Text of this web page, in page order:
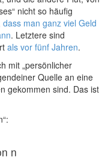
nicht so häufig
dass man ganz viel Geld
. Letztere sind
als vor fünf Jahren.
mit „persönlicher
Quelle an eine
gekommen sind. Das ist
n